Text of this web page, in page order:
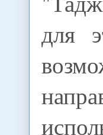
для